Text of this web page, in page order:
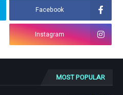
Facebook
Instagram
MOST POPULAR